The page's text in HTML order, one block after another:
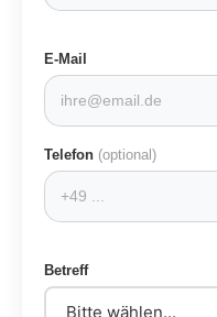
E-Mail
Telefon (optional)
Betreff